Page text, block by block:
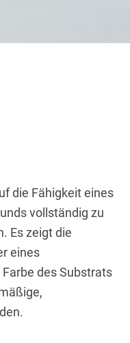
die Fähigkeit eines
vollständig zu
Es zeigt die
eines
des Substrats